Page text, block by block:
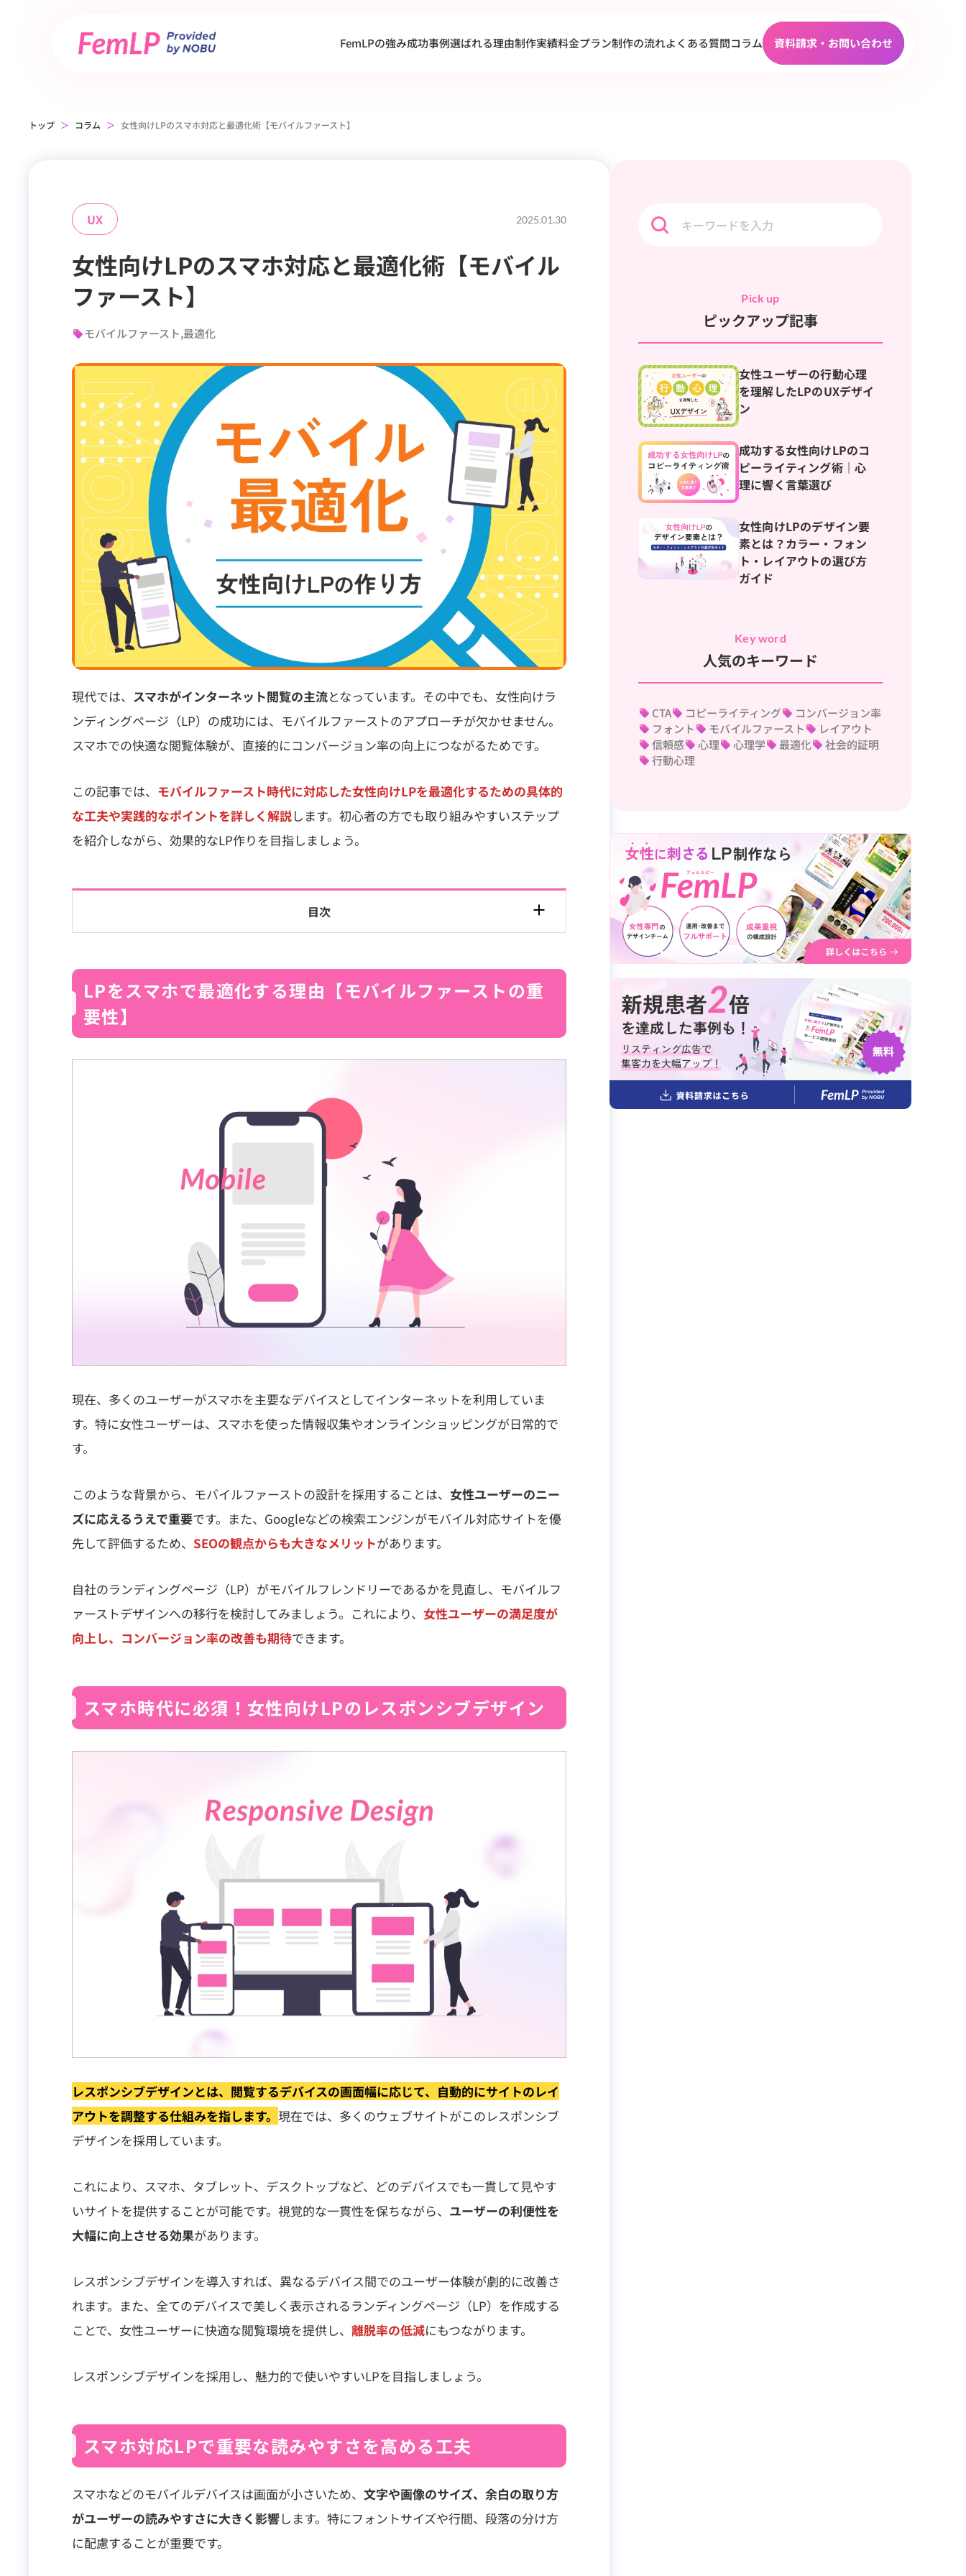
FemLPの強み成功事例選ばれる理由制作実績料金プラン制作の流れよくある質問コラム 資料請求・お問い合わせ
トップ ＞ コラム ＞ 女性向けLPのスマホ対応と最適化術【モバイルファースト】
UX 2025.01.30
女性向けLPのスマホ対応と最適化術【モバイル
ファースト】
モバイルファースト,最適化
現代では、 スマホがインターネット閲覧の主流となっています。その中でも、女性向けラ
ンディングページ（LP）の成功には、モバイルファーストのアプローチが欠かせません。
スマホでの快適な閲覧体験が、直接的にコンバージョン率の向上につながるためです。
この記事では、 モバイルファースト時代に対応した女性向けLPを最適化するための具体的
な工夫や実践的なポイントを詳しく解説します。初心者の方でも取り組みやすいステップ
を紹介しながら、効果的なLP作りを目指しましょう。
目次
LPをスマホで最適化する理由【モバイルファーストの重
要性】
現在、多くのユーザーがスマホを主要なデバイスとしてインターネットを利用していま
す。特に女性ユーザーは、スマホを使った情報収集やオンラインショッピングが日常的で
す。
このような背景から、モバイルファーストの設計を採用することは、 女性ユーザーのニー
ズに応えるうえで重要です。また、Googleなどの検索エンジンがモバイル対応サイトを優
先して評価するため、 SEOの観点からも大きなメリットがあります。
自社のランディングページ（LP）がモバイルフレンドリーであるかを見直し、モバイルフ
ァーストデザインへの移行を検討してみましょう。これにより、 女性ユーザーの満足度が
向上し、コンバージョン率の改善も期待できます。
スマホ時代に必須！女性向けLPのレスポンシブデザイン
レスポンシブデザインとは、閲覧するデバイスの画面幅に応じて、自動的にサイトのレイ
アウトを調整する仕組みを指します。 現在では、多くのウェブサイトがこのレスポンシブ
デザインを採用しています。
これにより、スマホ、タブレット、デスクトップなど、どのデバイスでも一貫して見やす
いサイトを提供することが可能です。視覚的な一貫性を保ちながら、 ユーザーの利便性を
大幅に向上させる効果があります。
レスポンシブデザインを導入すれば、異なるデバイス間でのユーザー体験が劇的に改善さ
れます。また、全てのデバイスで美しく表示されるランディングページ（LP）を作成する
ことで、女性ユーザーに快適な閲覧環境を提供し、 離脱率の低減にもつながります。
レスポンシブデザインを採用し、魅力的で使いやすいLPを目指しましょう。
スマホ対応LPで重要な読みやすさを高める工夫
スマホなどのモバイルデバイスは画面が小さいため、 文字や画像のサイズ、余白の取り方
がユーザーの読みやすさに大きく影響します。特にフォントサイズや行間、段落の分け方
に配慮することが重要です。
Pick up
ピックアップ記事
女性ユーザーの行動心理
を理解したLPのUXデザイ
ン
成功する女性向けLPのコ
ピーライティング術｜心
理に響く言葉選び
女性向けLPのデザイン要
素とは？カラー・フォン
ト・レイアウトの選び方
ガイド
Key word
人気のキーワード
CTA コピーライティング
コンバージョン率
フォント
モバイルファースト
レイアウト
信頼感
心理 心理学 最適化
社会的証明
行動心理